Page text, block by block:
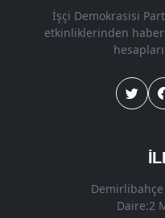
İşçi Demokrasisi
etkinliklerinden
Daire:2